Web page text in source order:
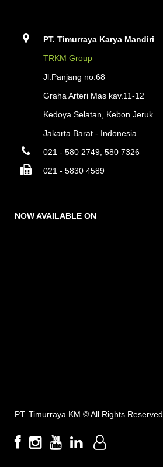
PT. Timurraya Karya Mandiri
TRKM Group
Jl.Panjang no.68
Graha Arteri Mas kav.11-12
Kedoya Selatan, Kebon Jeruk
Jakarta Barat - Indonesia
021 - 580 2749, 580 7326
021 - 5830 4589
NOW AVAILABLE ON
PT. Timurraya KM ©All Rights Reserved